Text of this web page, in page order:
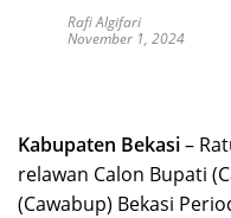
Rafi Algifari
November 1, 2024
Kabupaten Bekasi–
relawan Calon Bupati
(Cawabup) Bekasi